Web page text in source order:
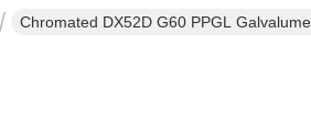
Chromated DX52D G60 PPGL Galvalume